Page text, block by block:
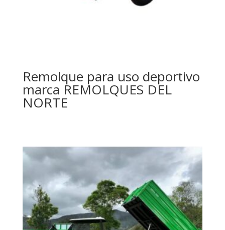
Remolque para uso deportivo
marca REMOLQUES DEL
NORTE